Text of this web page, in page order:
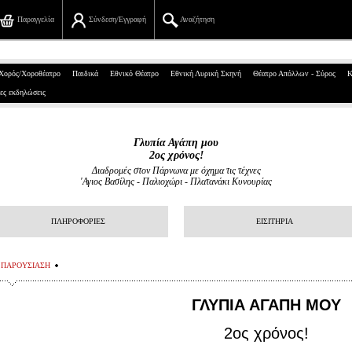
Αναζήτηση
Σύνδεση/Εγγραφή
Παραγγελία
Πανεπιστημίου 39, Αθήνα
Χοροθέατρο Παιδικά Εθνικό Θέατρο Εθνική Λυρική Σκηνή Θέατρο Απόλλων - Σύρος
εκδηλώσεις
Γλυπία Αγάπη μου
2ος χρόνος!
Διαδρομές στον Πάρνωνα με όχημα τις τέχνες
'Αγιος Βασίλης - Παλιοχώρι - Πλατανάκι Κυνουρίας
ΠΛΗΡΟΦΟΡΙΕΣ ΕΙΣΙΤΗΡΙΑ
ΠΑΡΟΥΣΙΑΣΗ
ΓΛΥΠΙΑ ΑΓΑΠΗ ΜΟΥ
2ος χρόνος!